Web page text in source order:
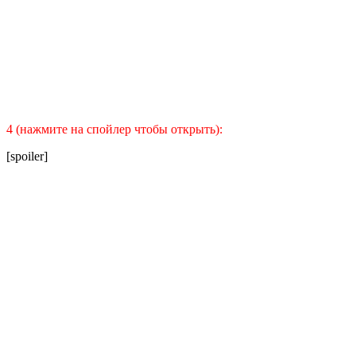
4 (нажмите на спойлер чтобы открыть):
[spoiler]